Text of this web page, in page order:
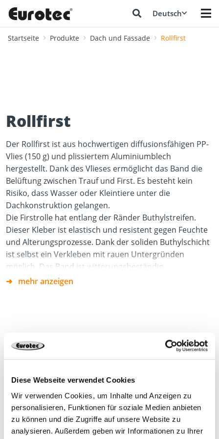
Diese Webseite verwendet Cookies
Wir verwenden Cookies, um Inhalte und Anzeigen zu
personalisieren, Funktionen für soziale Medien anbieten
zu können und die Zugriffe auf unsere Website zu
analysieren. Außerdem geben wir Informationen zu Ihrer
Deutsch
Startseite Produkte Dach und Fassade Rollfirst
Rollfirst
Der Rollfirst ist aus hochwertigen diffusionsfähigen PP-
Vlies (150 g) und plissiertem Aluminiumblech
hergestellt. Dank des Vlieses ermöglicht das Band die
Belüftung zwischen Trauf und First. Es besteht kein
Risiko, dass Wasser oder Kleintiere unter die
Dachkonstruktion gelangen.
Die Firstrolle hat entlang der Ränder Buthylstreifen.
Dieser Kleber ist elastisch und resistent gegen Feuchte
und Alterungsprozesse. Dank der soliden Buthylschicht
ist selbst ein Verkleben mit rauen Untergründen
möglich. Das Band ist witterungsbeständig.
Vorteile
Witterungsbeständigkeit
mehr anzeigen
Produktdatenblatt
954221 5.000 x 320 mm Schwarz (RAL 9005)